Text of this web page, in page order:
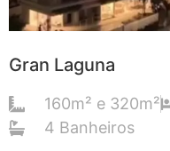
Gran Laguna
160m² e 320m²
4 Banheiros